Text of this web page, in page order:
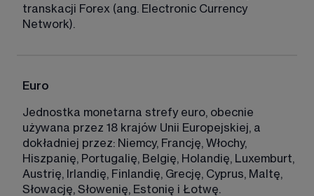
transkacji Forex (ang. Electronic Currency
Network).
Euro
Jednostka monetarna strefy euro, obecnie
używana przez 18 krajów Unii Europejskiej, a
dokładniej przez: Niemcy, Francję, Włochy,
Hiszpanię, Portugalię, Belgię, Holandię, Luxemburt,
Austrię, Irlandię, Finlandię, Grecję, Cyprus, Maltę,
Słowację, Słowenię, Estonię i Łotwę.